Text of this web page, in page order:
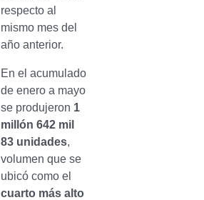
respecto al
mismo mes del
año anterior.
En el acumulado
de enero a mayo
se produjeron 1
millón 642 mil
83 unidades,
volumen que se
ubicó como el
cuarto más alto